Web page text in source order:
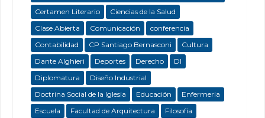
Certamen Literario
Ciencias de la Salud
Clase Abierta
Comunicación
conferencia
Contabilidad
CP Santiago Bernasconi
Cultura
Dante Alghieri
Deportes Derecho
DI
Diplomatura
Diseño Industrial
Doctrina Social de la Iglesia
Educación
Enfermeria
Escuela
Facultad de Arquitectura
Filosofía